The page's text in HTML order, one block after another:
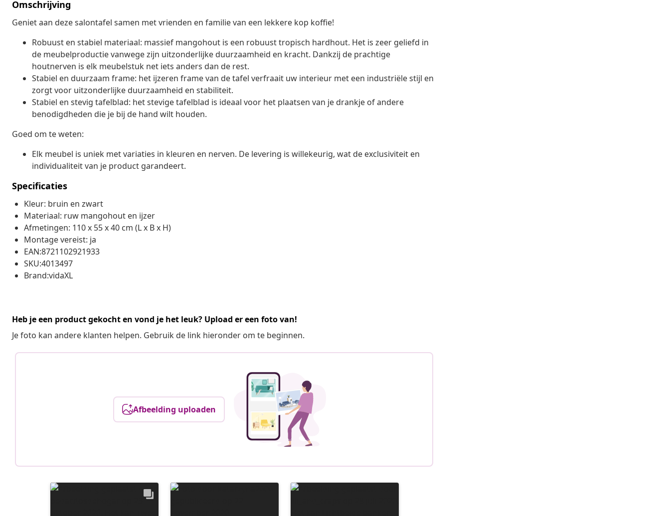
Omschrijving
Geniet aan deze salontafel samen met vrienden en familie van een lekkere kop koffie!
Robuust en stabiel materiaal: massief mangohout is een robuust tropisch hardhout. Het is zeer geliefd in
de meubelproductie vanwege zijn uitzonderlijke duurzaamheid en kracht. Dankzij de prachtige
houtnerven is elk meubelstuk net iets anders dan de rest.
Stabiel en duurzaam frame: het ijzeren frame van de tafel verfraait uw interieur met een industriële stijl en
zorgt voor uitzonderlijke duurzaamheid en stabiliteit.
Stabiel en stevig tafelblad: het stevige tafelblad is ideaal voor het plaatsen van je drankje of andere
benodigdheden die je bij de hand wilt houden.
Goed om te weten:
Elk meubel is uniek met variaties in kleuren en nerven. De levering is willekeurig, wat de exclusiviteit en
individualiteit van je product garandeert.
Specificaties
Kleur: bruin en zwart
Materiaal: ruw mangohout en ijzer
Afmetingen: 110 x 55 x 40 cm (L x B x H)
Montage vereist: ja
EAN:8721102921933
SKU:4013497
Brand:vidaXL
Heb je een product gekocht en vond je het leuk? Upload er een foto van!
Je foto kan andere klanten helpen. Gebruik de link hieronder om te beginnen.
Afbeelding uploaden